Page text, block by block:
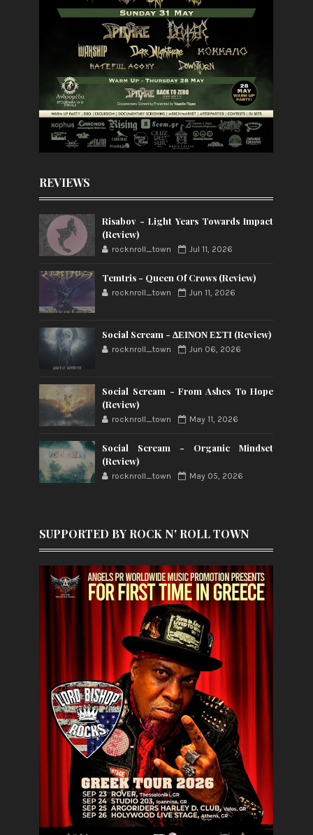
REVIEWS
Risabov - Light Years Towards Impact
(Review)
rocknroll_town Jul 11, 2026
Temtris - Queen Of Crows (Review)
rocknroll_town Jun 11, 2026
Social Scream - ΔΕΙΝΟΝ ΕΣΤΙ (Review)
rocknroll_town Jun 06, 2026
Social Scream - From Ashes To Hope
(Review)
rocknroll_town May 11, 2026
Social Scream - Organic Mindset
(Review)
rocknroll_town May 05, 2026
SUPPORTED BY ROCK N' ROLL TOWN